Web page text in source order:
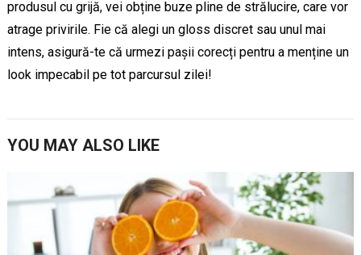
produsul cu grijă, vei obține buze pline de strălucire, care vor
atrage privirile. Fie că alegi un gloss discret sau unul mai
intens, asigură-te că urmezi pașii corecți pentru a menține un
look impecabil pe tot parcursul zilei!
YOU MAY ALSO LIKE